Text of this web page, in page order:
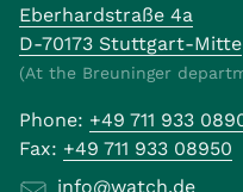
Eberhardstraße 4a
D-70173 Stuttgart-Mitte
(At the Breuninger
Phone: +49 711 933
Fax: +49 711 933 08950
info@watch.de